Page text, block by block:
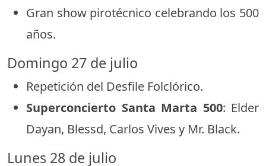
Gran show pirotécnico celebrando los 500
años.
Domingo 27 de julio
Repetición del Desfile Folclórico.
Superconcierto Santa Marta 500: Elder
Dayan, Blessd, Carlos Vives y Mr. Black.
Lunes 28 de julio